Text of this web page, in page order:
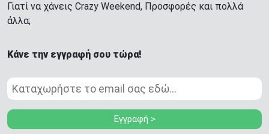
Γιατί να χάνεις Crazy Weekend, Προσφορές και πολλά
άλλα;
Κάνε την εγγραφή σου τώρα!
Εγγραφή >